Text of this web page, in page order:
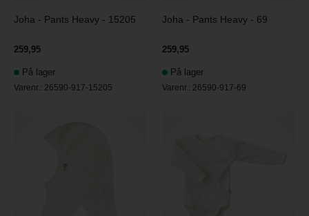
Joha - Pants Heavy - 15205
259,95
På lager
Varenr.: 26590-917-15205
Joha - Pants Heavy - 69
259,95
På lager
Varenr.: 26590-917-69